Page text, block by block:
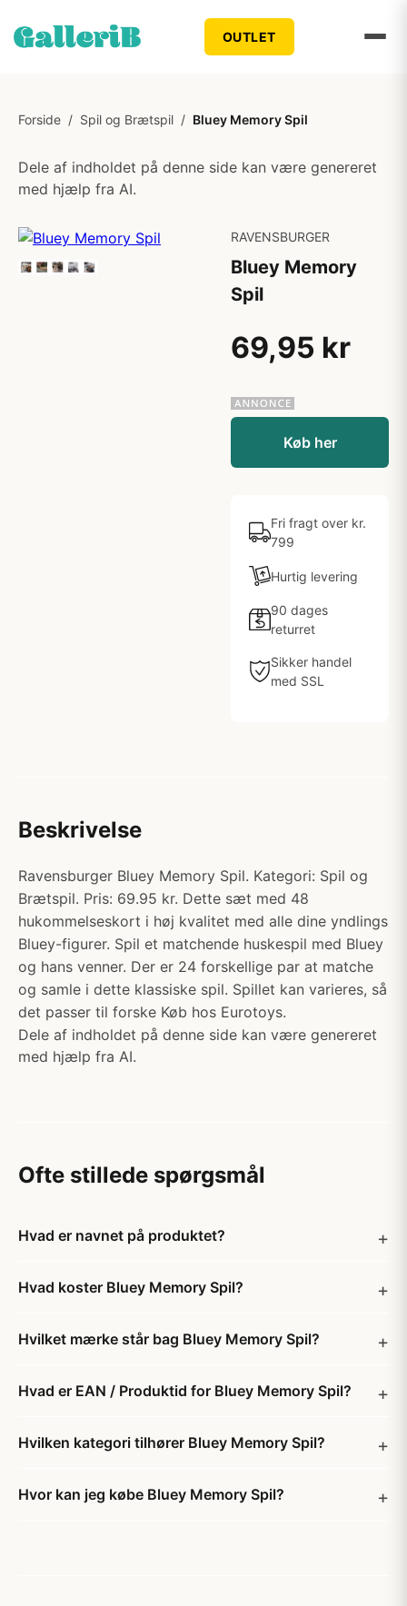
OUTLET
Forside / Spil og Brætspil / Bluey Memory Spil
Dele af indholdet på denne side kan være genereret
med hjælp fra AI.
RAVENSBURGER
Bluey Memory
Spil
69,95 kr
Køb her
Fri fragt over kr.
799
Hurtig levering
90 dages
returret
Sikker handel
med SSL
Beskrivelse
Ravensburger Bluey Memory Spil. Kategori: Spil og
Brætspil. Pris: 69.95 kr. Dette sæt med 48
hukommelseskort i høj kvalitet med alle dine yndlings
Bluey-figurer. Spil et matchende huskespil med Bluey
og hans venner. Der er 24 forskellige par at matche
og samle i dette klassiske spil. Spillet kan varieres, så
det passer til forske Køb hos Eurotoys.
Dele af indholdet på denne side kan være genereret
med hjælp fra AI.
Ofte stillede spørgsmål
Hvad er navnet på produktet?
Hvad koster Bluey Memory Spil?
Hvilket mærke står bag Bluey Memory Spil?
Hvad er EAN / Produktid for Bluey Memory Spil?
Hvilken kategori tilhører Bluey Memory Spil?
Hvor kan jeg købe Bluey Memory Spil?